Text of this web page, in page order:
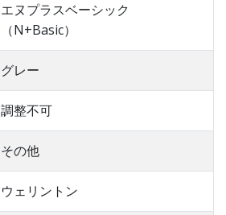
エヌプラスベーシック
（N+Basic）
グレー
調整不可
その他
ウェリントン